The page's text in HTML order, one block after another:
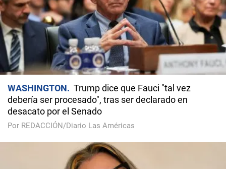
WASHINGTON
Trump dice que Fauci "tal vez
debería ser procesado", tras ser declarado en
desacato por el Senado
Por REDACCIÓN/Diario Las Américas